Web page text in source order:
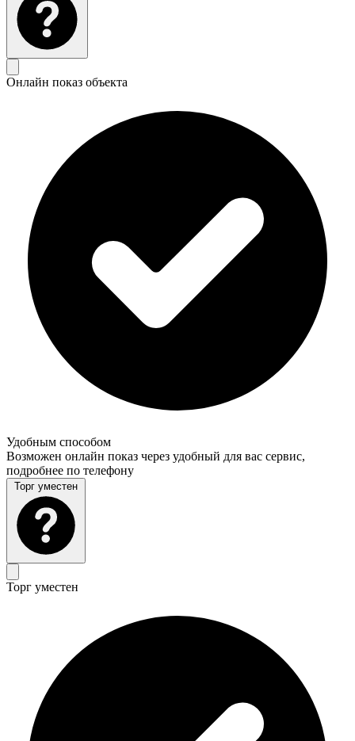
Онлайн показ объекта
Удобным способом
Возможен онлайн показ через удобный для вас сервис,
подробнее по телефону
Торг уместен
Торг уместен